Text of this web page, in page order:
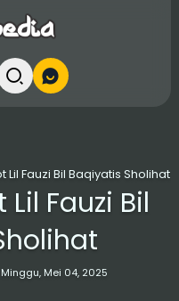
Lil Fauzi Bil Baqiyatis Sholihat
Minggu, Mei 04, 2025
Fauzi Bil